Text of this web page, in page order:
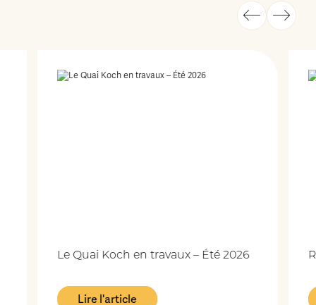
Le Quai Koch en travaux – Été 2026
Lire l'article